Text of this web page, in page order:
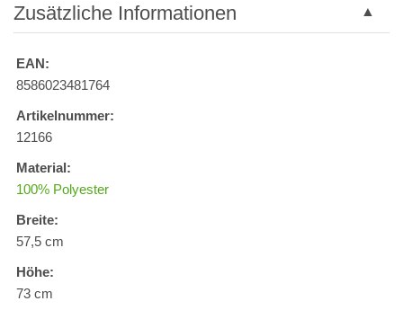
Zusätzliche Informationen
EAN:
8586023481764
Artikelnummer:
12166
Material:
100% Polyester
Breite:
57,5 cm
Höhe:
73 cm